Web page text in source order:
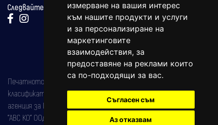
измерване на вашия интерес
към нашите продукти и услуги
и за персонализиране на
маркетинговите
взаимодействия, за
предоставяне на реклами които
са по-подходящи за вас.
Съгласен съм
Аз отказвам
Следвайте ни:
Печатното издание на вестника е регистрирано в националния
класификатор на печатните издания (Българска национална
агенция за ISSN) под номер: ISSN 1312-4722.
"АВС КО" ООД е притежател на марката: Вяра информационен